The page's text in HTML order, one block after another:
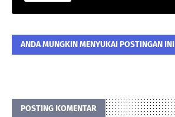
ANDA MUNGKIN MENYUKAI POSTINGAN INI
POSTING KOMENTAR